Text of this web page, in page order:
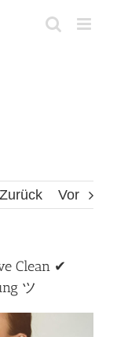
Zurück Vor
Clean ✔
ツ